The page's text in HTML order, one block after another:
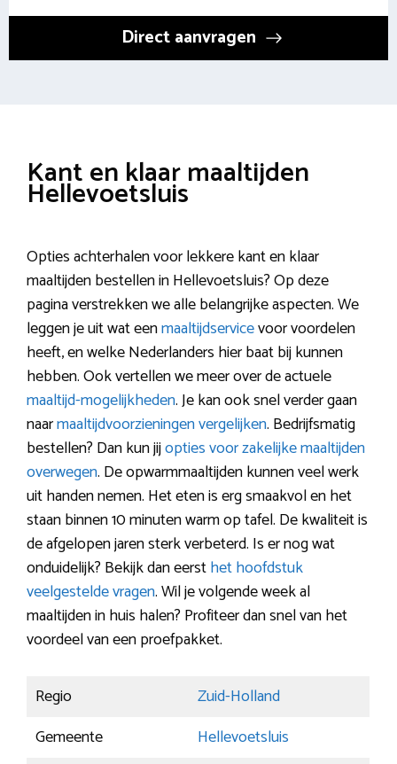
Direct aanvragen
Kant en klaar maaltijden
Hellevoetsluis
Opties achterhalen voor lekkere kant en klaar
maaltijden bestellen in Hellevoetsluis? Op deze
pagina verstrekken we alle belangrijke aspecten. We
leggen je uit wat eenmaaltijdservicevoor voordelen
heeft, en welke Nederlanders hier baat bij kunnen
hebben. Ook vertellen we meer over de actuele
maaltijd-mogelijkheden. Je kan ook snel verder gaan
naarmaaltijdvoorzieningen vergelijken. Bedrijfsmatig
bestellen? Dan kun jijopties voor zakelijke maaltijden
overwegen. De opwarmmaaltijden kunnen veel werk
uit handen nemen. Het eten is erg smaakvol en het
staan binnen 10 minuten warm op tafel. De kwaliteit is
de afgelopen jaren sterk verbeterd. Is er nog wat
onduidelijk? Bekijk dan eersthet hoofdstuk
veelgestelde vragen. Wil je volgende week al
maaltijden in huis halen? Profiteer dan snel van het
voordeel van een proefpakket.
Regio
Zuid-Holland
Gemeente
Hellevoetsluis